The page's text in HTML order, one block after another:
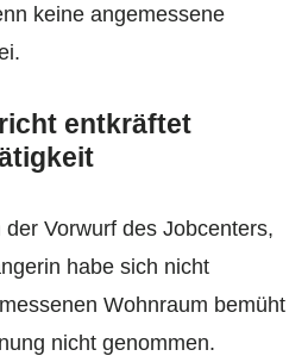
keine angemessene
entkräftet
Vorwurf des Jobcenters,
habe sich nicht
Wohnraum bemüht
nicht genommen.